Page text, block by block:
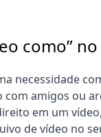
como”
necessidade
amigos ou
em um
de vídeo no